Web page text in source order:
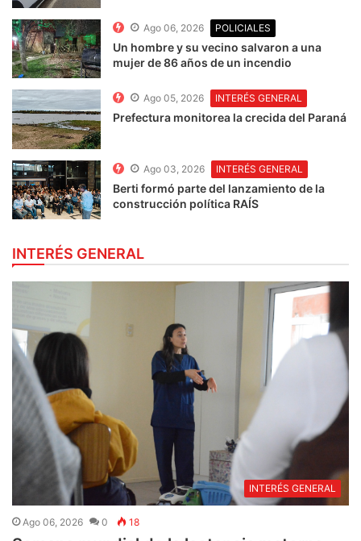
Ago 06, 2026 POLICIALES
Un hombre y su vecino salvaron a una
mujer de 86 años de un incendio
Ago 05, 2026 INTERÉS GENERAL
Prefectura monitorea la crecida del Paraná
Ago 03, 2026 INTERÉS GENERAL
Berti formó parte del lanzamiento de la
construcción política RAÍS
INTERÉS GENERAL
INTERÉS GENERAL
Ago 06, 2026 0 18